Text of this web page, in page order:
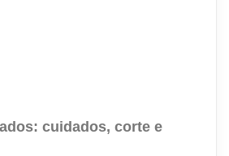
cuidados, corte e